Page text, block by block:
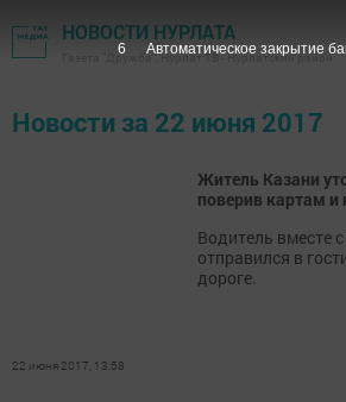
НОВОСТИ НУРЛАТА
Газета "Дружба", Нурлат ТВ - Нурлатский район
Новости за 22 июня 2017
Житель Казани
поверив картам и
Водитель вместе
отправился в
дороге.
22 июня 2017, 13:58
5 Автоматическое закрытие